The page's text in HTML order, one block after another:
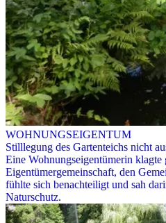
WOHNUNGSEIGENTUM
Stilllegung des Gartenteichs nicht
Eine Wohnungseigentümerin klagte
Eigentümergemeinschaft, den
fühlte sich benachteiligt und sah
Naturschutz.